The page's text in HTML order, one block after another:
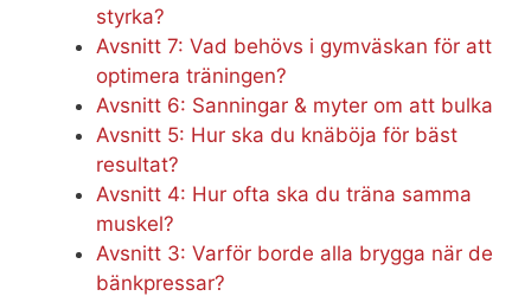
styrka?
Avsnitt 7: Vad behövs i gymväskan för att
optimera träningen?
Avsnitt 6: Sanningar & myter om att bulka
Avsnitt 5: Hur ska du knäböja för bäst
resultat?
Avsnitt 4: Hur ofta ska du träna samma
muskel?
Avsnitt 3: Varför borde alla brygga när de
bänkpressar?